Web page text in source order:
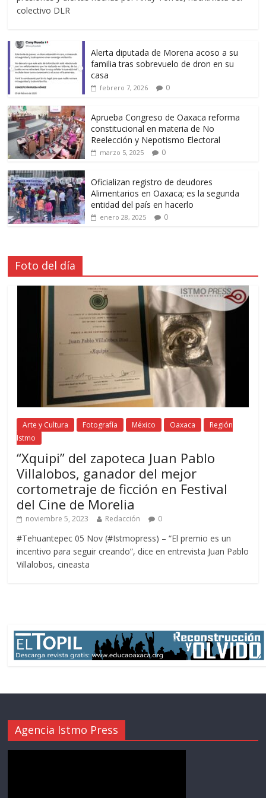
colectivo DLR
Alerta diputada de Morena acoso a su
familia tras sobrevuelo de dron en su
casa
febrero 7, 2026 0
Aprueba Congreso de Oaxaca reforma
constitucional en materia de No
Reelección y Nepotismo Electoral
marzo 5, 2025 0
Oficializan registro de deudores
Alimentarios en Oaxaca; es la segunda
entidad del país en hacerlo
enero 28, 2025 0
Foto del día
Arte y Cultura Fotografía México Oaxaca
Región
Istmo
“Xquipi” del zapoteca Juan Pablo
Villalobos, ganador del mejor
cortometraje de ficción en Festival
del Cine de Morelia
noviembre 5, 2023 Redacción 0
#Tehuantepec 05 Nov (#Istmopress) – “El premio es un
incentivo para seguir creando”, dice en entrevista Juan Pablo
Villalobos, cineasta
Agencia Istmo Press